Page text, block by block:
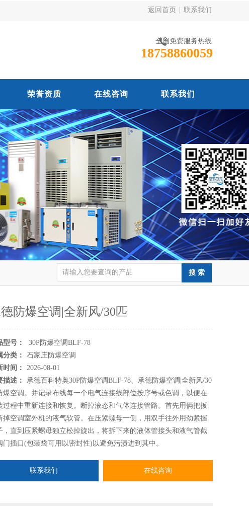
返回首页 联系我们
全国免费服务热线
18758860059
荣誉资质 在线咨询 联系我们
防爆空调|全新风/30匹
型号：
30P防爆空调BLF-78
分类：
石家庄防爆空调
时间：
2026-08-01
描述：
承德百科特奥30P防爆空调BLF-78、承德防爆空调|全新风/30
爆空调。并记录布线每一个电气连接线部位按序号或色调，以便在
过程中重新连接和恢复。断掉液态和气体连接管路。首先用俩把扳
掉空调室外机的液气软管。在压紧螺母一侧，用双手往外用劲紧握
，直到压紧螺母独立松掉旋出，将拆下来的液体管接头和液气管截
门插口(包装袋可用以密封性)以避免污渍进到其中。
联系我们 在线咨询